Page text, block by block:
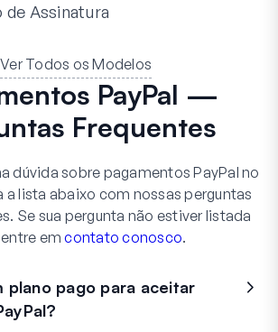
de Assinatura
Ver Todos os Modelos
PayPal —
Frequentes
dúvida sobre pagamentos PayPal no
a lista abaixo com nossas perguntas
Se sua pergunta não estiver listada
emcontato conosco.
plano pago para aceitar